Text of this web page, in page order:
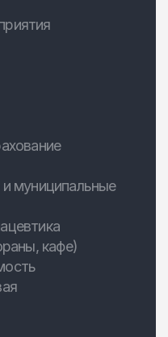
муниципальные
кафе)